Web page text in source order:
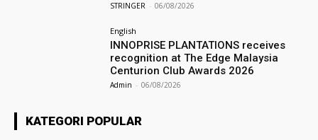
STRINGER - 06/08/2026
English
INNOPRISE PLANTATIONS receives
recognition at The Edge Malaysia
Centurion Club Awards 2026
Admin - 06/08/2026
KATEGORI POPULAR